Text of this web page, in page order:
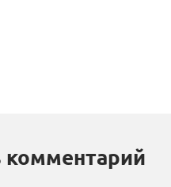
комментарий